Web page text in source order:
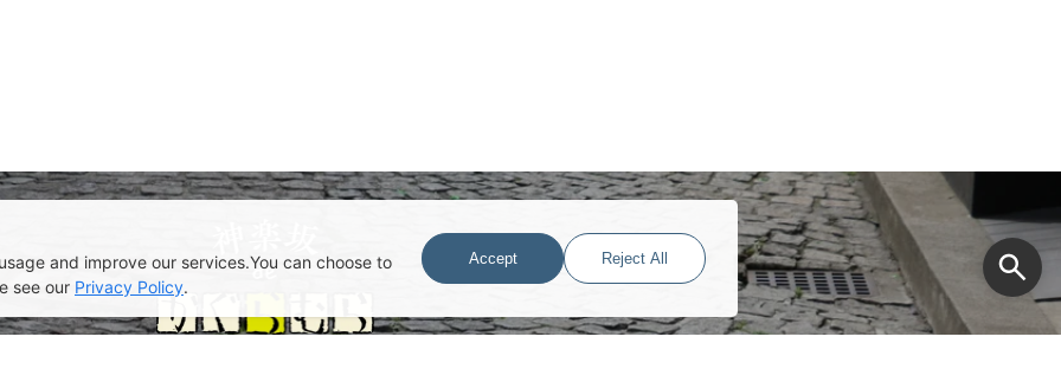
and improve our services.You can choose to
see our Privacy Policy.
Accept Reject All